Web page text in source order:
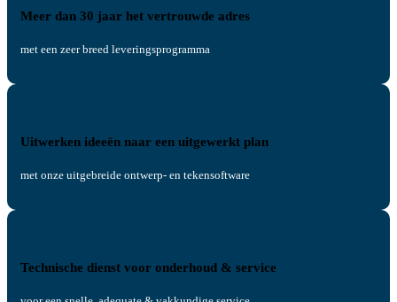
Meer dan 30 jaar het vertrouwde adres
met een zeer breed leveringsprogramma
Uitwerken ideeën naar een uitgewerkt plan
met onze uitgebreide ontwerp- en tekensoftware
Technische dienst voor onderhoud & service